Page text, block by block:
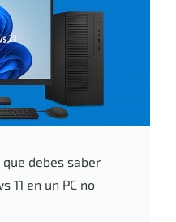
debes saber
11 en un PC no